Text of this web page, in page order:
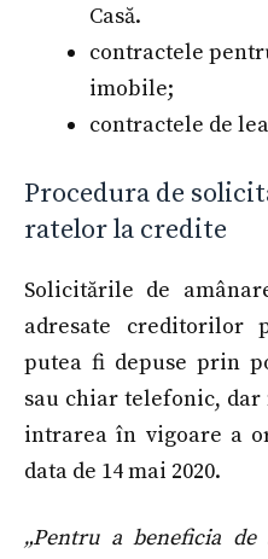
Casă.
contractele
imobile;
contractele de
Procedura de
ratelor la credite
Solicitările de
adresate creditorilor
putea fi depuse prin
sau chiar telefonic,
intrarea în vigoare a
data de 14 mai 2020.
„Pentru a beneficia de